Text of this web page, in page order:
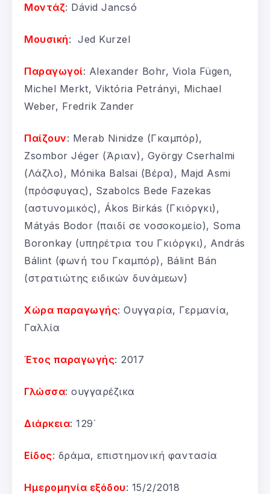
Μοντάζ: Dávid Jancsó
Μουσική: Jed Kurzel
Παραγωγοί: Alexander Bohr, Viola Fügen,
Michel Merkt, Viktória Petrányi, Michael
Weber, Fredrik Zander
Παίζουν: Merab Ninidze (Γκαμπόρ),
Zsombor Jéger (Άριαν), György Cserhalmi
(Λάζλο), Mónika Balsai (Βέρα), Majd Asmi
(πρόσφυγας), Szabolcs Bede Fazekas
(αστυνομικός), Ákos Birkás (Γκιόργκι),
Mátyás Bodor (παιδί σε νοσοκομείο), Soma
Boronkay (υπηρέτρια του Γκιόργκι), András
Bálint (φωνή του Γκαμπόρ), Bálint Bán
(στρατιώτης ειδικών δυνάμεων)
Χώρα παραγωγής: Ουγγαρία, Γερμανία,
Γαλλία
Έτος παραγωγής: 2017
Γλώσσα: ουγγαρέζικα
Διάρκεια: 129΄
Είδος: δράμα, επιστημονική φαντασία
Ημερομηνία εξόδου: 15/2/2018